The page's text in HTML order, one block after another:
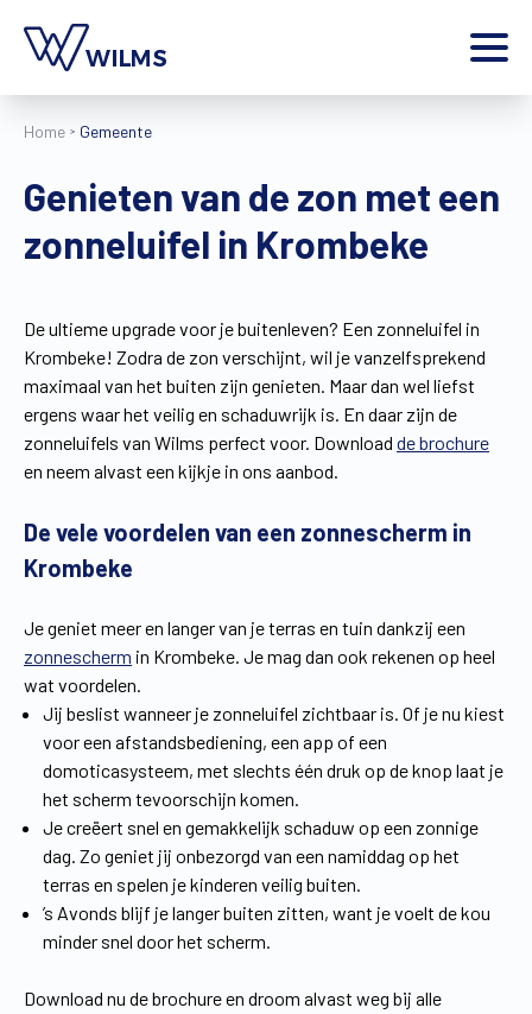
Home
Producten
Contact
Extra
Jobs
Wilms World
NL
Home Gemeente
Genieten van de zon met een
zonneluifel in Krombeke
De ultieme upgrade voor je buitenleven? Een zonneluifel in
Krombeke! Zodra de zon verschijnt, wil je vanzelfsprekend
maximaal van het buiten zijn genieten. Maar dan wel liefst
ergens waar het veilig en schaduwrijk is. En daar zijn de
zonneluifels van Wilms perfect voor. Download de brochure
en neem alvast een kijkje in ons aanbod.
De vele voordelen van een zonnescherm in
Krombeke
Je geniet meer en langer van je terras en tuin dankzij een
zonnescherm in Krombeke. Je mag dan ook rekenen op heel
wat voordelen.
Jij beslist wanneer je zonneluifel zichtbaar is. Of je nu kiest
voor een afstandsbediening, een app of een
domoticasysteem, met slechts één druk op de knop laat je
het scherm tevoorschijn komen.
Je creëert snel en gemakkelijk schaduw op een zonnige
dag. Zo geniet jij onbezorgd van een namiddag op het
terras en spelen je kinderen veilig buiten.
’s Avonds blijf je langer buiten zitten, want je voelt de kou
minder snel door het scherm.
Download nu de brochure en droom alvast weg bij alle